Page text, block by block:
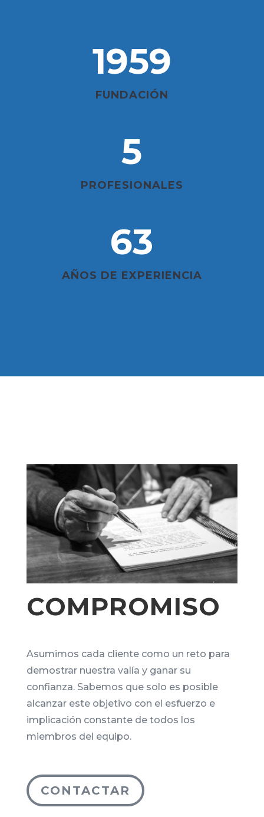
1959
FUNDACIÓN
5
PROFESIONALES
63
AÑOS DE EXPERIENCIA
COMPROMISO
Asumimos cada cliente como un reto para
demostrar nuestra valía y ganar su
confianza. Sabemos que solo es posible
alcanzar este objetivo con el esfuerzo e
implicación constante de todos los
miembros del equipo.
CONTACTAR